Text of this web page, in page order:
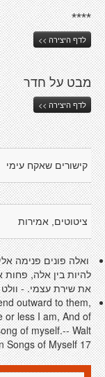
****
לדף היצירה >>
מבט על חדר
לדף היצירה >>
קישורים שאקח עימי
ציטוטים, אמירות
ואלה פונים פנימה
להיות בין אלה, פחות
את שירת עצמי. - וולט
outward to them,
or less I am, And of
of myself.-- Walt
Songs of Myself 17